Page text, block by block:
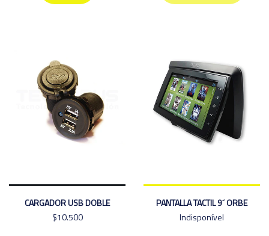
CARGADOR USB DOBLE
$10.500
PANTALLA TACTIL 9´ ORBE
Indisponível